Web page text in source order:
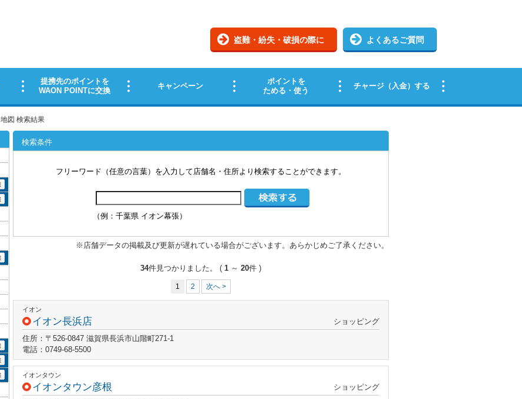
地図 検索結果
検索条件
フリーワード（任意の言葉）を入力して店舗名・住所より検索することができます。
（例：千葉県 イオン幕張）
※店舗データの掲載及び更新が遅れている場合がございます。あらかじめご了承ください。
34件見つかりました。 ( 1 ～ 20件 )
1 2 次へ >
イオン
イオン長浜店
ショッピング
住所：〒526-0847 滋賀県長浜市山階町271-1
電話：0749-68-5500
イオンタウン
イオンタウン彦根
ショッピング